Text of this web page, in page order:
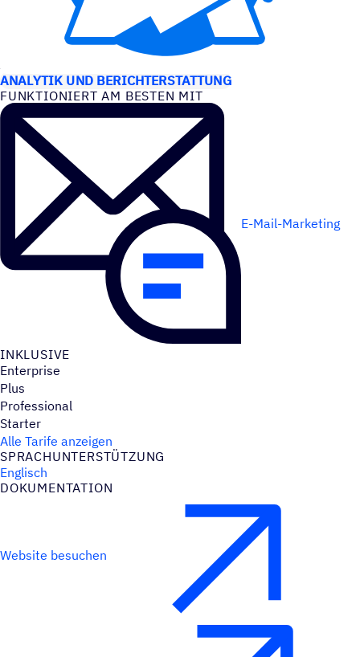
ANALYTIK UND BERICHTERSTATTUNG
FUNK­TIO­NIERT AM BESTEN MIT
E-Mail-Marketing
INKLU­SIVE
Enterprise
Plus
Professional
Starter
Alle Tarife anzeigen
SPRACH­UN­TER­STÜT­ZUNG
Englisch
DOKU­MEN­TA­TION
Website besuchen